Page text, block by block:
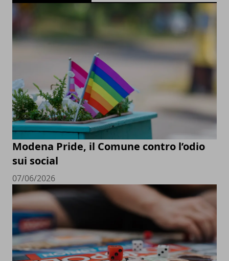
Modena Pride, il Comune contro l’odio
sui social
07/06/2026